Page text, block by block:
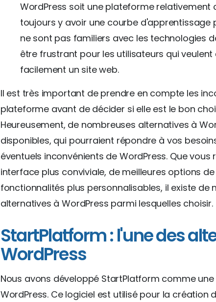
WordPress soit une plateforme relativement
toujours y avoir une courbe d'apprentissage
ne sont pas familiers avec les technologies
être frustrant pour les utilisateurs qui
facilement un site web.
Il est très important de prendre en compte les
plateforme avant de décider si elle est le bon
Heureusement, de nombreuses alternatives à
disponibles, qui pourraient répondre à vos
éventuels inconvénients de WordPress. Que vous
interface plus conviviale, de meilleures options
fonctionnalités plus personnalisables, il existe de
alternatives à WordPress parmi lesquelles choisir.
StartPlatform : l'une des
WordPress
Nous avons développé StartPlatform comme
WordPress. Ce logiciel est utilisé pour la création